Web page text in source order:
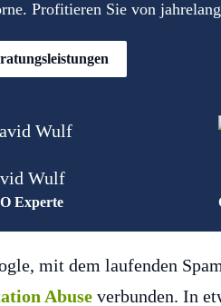
Profitieren Sie von
Wulf
Experte
mit dem laufenden
Abuse verbunden. In